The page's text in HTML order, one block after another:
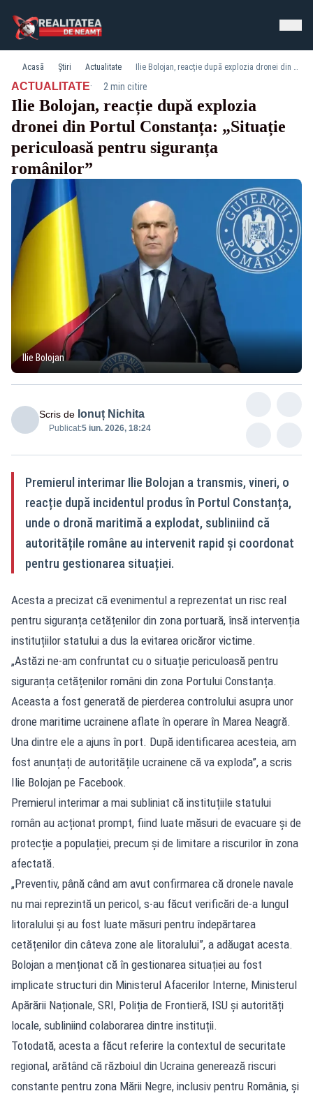
Acasă Știri Actualitate Ilie Bolojan, reacție după explozia dronei din Portul Constanța: „Situație periculoasă pentru siguranța românilor”
ACTUALITATE· 2 min citire
Ilie Bolojan, reacție după explozia
dronei din Portul Constanța: „Situație
periculoasă pentru siguranța
românilor”
Ilie Bolojan
Scris de Ionuț Nichita
Publicat:5 iun. 2026, 18:24
Premierul interimar Ilie Bolojan a transmis, vineri, o
reacție după incidentul produs în Portul Constanța,
unde o dronă maritimă a explodat, subliniind că
autoritățile române au intervenit rapid și coordonat
pentru gestionarea situației.
Acesta a precizat că evenimentul a reprezentat un risc real
pentru siguranța cetățenilor din zona portuară, însă intervenția
instituțiilor statului a dus la evitarea oricăror victime.
„Astăzi ne-am confruntat cu o situație periculoasă pentru
siguranța cetățenilor români din zona Portului Constanța.
Aceasta a fost generată de pierderea controlului asupra unor
drone maritime ucrainene aflate în operare în Marea Neagră.
Una dintre ele a ajuns în port. După identificarea acesteia, am
fost anunțați de autoritățile ucrainene că va exploda”, a scris
Ilie Bolojan pe Facebook.
Premierul interimar a mai subliniat că instituțiile statului
român au acționat prompt, fiind luate măsuri de evacuare și de
protecție a populației, precum și de limitare a riscurilor în zona
afectată.
„Preventiv, până când am avut confirmarea că dronele navale
nu mai reprezintă un pericol, s-au făcut verificări de-a lungul
litoralului și au fost luate măsuri pentru îndepărtarea
cetățenilor din câteva zone ale litoralului”, a adăugat acesta.
Bolojan a menționat că în gestionarea situației au fost
implicate structuri din Ministerul Afacerilor Interne, Ministerul
Apărării Naționale, SRI, Poliția de Frontieră, ISU și autorități
locale, subliniind colaborarea dintre instituții.
Totodată, acesta a făcut referire la contextul de securitate
regional, arătând că războiul din Ucraina generează riscuri
constante pentru zona Mării Negre, inclusiv pentru România, și